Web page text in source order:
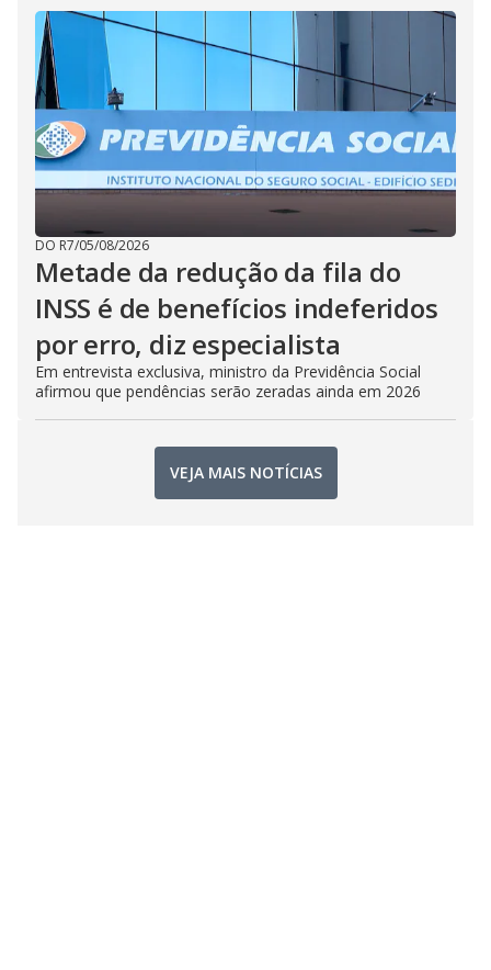
DO R7/05/08/2026
Metade da redução da fila do
INSS é de benefícios indeferidos
por erro, diz especialista
Em entrevista exclusiva, ministro da Previdência Social
afirmou que pendências serão zeradas ainda em 2026
VEJA MAIS NOTÍCIAS